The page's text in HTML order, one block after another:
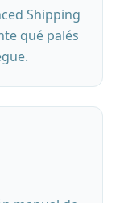
Shipping
qué palés